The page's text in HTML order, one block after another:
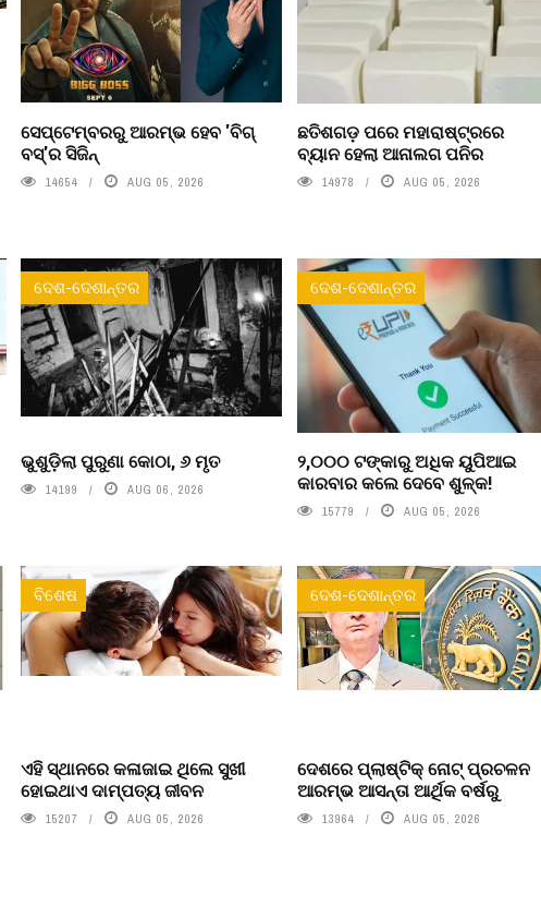
ସେପ୍ଟେମ୍ବରରୁ ଆରମ୍ଭ ହେବ 'ବିଗ୍
ବସ୍'ର ସିଜିନ୍
14654 AUG 05, 2026
ଛତିଶଗଡ଼ ପରେ ମହାରାଷ୍ଟ୍ରରେ
ବ୍ୟାନ ହେଲା ଆନାଲଗ ପନିର
14978 AUG 05, 2026
ଦେଶ-ଦେଶାନ୍ତର
ଭୁଶୁଡ଼ିଲା ପୁରୁଣା କୋଠା, ୬ ମୃତ
14199 AUG 06, 2026
ଦେଶ-ଦେଶାନ୍ତର
୨,୦୦୦ ଟଙ୍କାରୁ ଅଧିକ ୟୁପିଆଇ
କାରବାର କଲେ ଦେବେ ଶୁଳ୍କ!
15779 AUG 05, 2026
ବିଶେଷ
ଏହି ସ୍ଥାନରେ କଳାଜାଇ ଥିଲେ ସୁଖୀ
ହୋଇଥାଏ ଦାମ୍ପତ୍ୟ ଜୀବନ
15207 AUG 05, 2026
ଦେଶ-ଦେଶାନ୍ତର
ଦେଶରେ ପ୍ଲାଷ୍ଟିକ୍ ନୋଟ୍‌ ପ୍ରଚଳନ
ଆରମ୍ଭ ଆସନ୍ତା ଆର୍ଥିକ ବର୍ଷରୁ
13964 AUG 05, 2026